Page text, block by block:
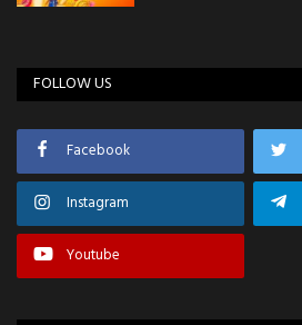
FOLLOW US
Facebook
Instagram
Youtube